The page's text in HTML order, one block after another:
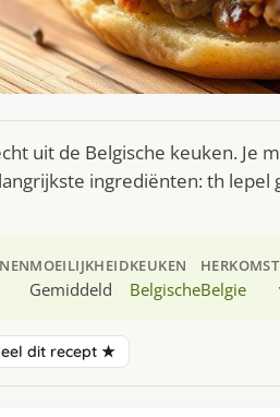
uit de Belgische keuken. Je
ingrediënten: th
MOEILIJKHEID
Gemiddeld
KEUKEN
Belgische
HERKOMST
Belgie
dit recept ★